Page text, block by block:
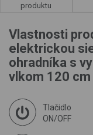
produktu
Vlastnosti
elektrickou
ohradníka s
vlkom 120 cm
Tlačidlo
ON/OFF